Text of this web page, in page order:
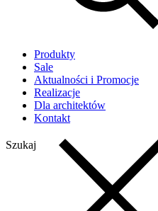
Produkty
Sale
Aktualności i Promocje
Realizacje
Dla architektów
Kontakt
Szukaj